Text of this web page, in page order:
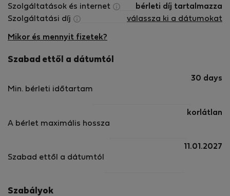
Szolgáltatások és internet
bérleti díj tartalmazza
Szolgáltatási díj
válassza ki a dátumokat
Mikor és mennyit fizetek?
Szabad ettől a dátumtól
Min. bérleti időtartam
30 days
A bérlet maximális hossza
korlátlan
Szabad ettől a dátumtól
11.01.2027
Szabályok